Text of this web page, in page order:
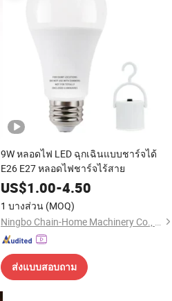
9W หลอดไฟ LED ฉุกเฉินแบบชาร์จได้
E26 E27 หลอดไฟชาร์จไร้สาย
US$1.00-4.50
1 บางส่วน (MOQ)
Ningbo Chain-Home Machinery Co., Ltd.
ส่งแบบสอบถาม